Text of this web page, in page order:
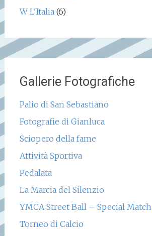
W L'Italia(6)
Gallerie Fotografiche
Palio di San Sebastiano
Fotografie di Gianluca
Sciopero della fame
Attività Sportiva
Pedalata
La Marcia del Silenzio
YMCA Street Ball – Special Match
Torneo di Calcio